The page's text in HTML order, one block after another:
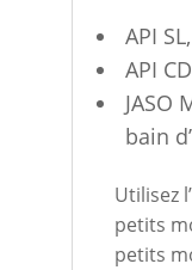
API
API
JASO
bain
Utilisez
petits
petits